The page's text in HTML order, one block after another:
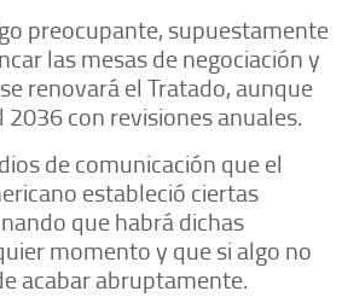
preocupante, supuestamente
las mesas de negociación y
renovará el Tratado, aunque
2036 con revisiones anuales.
de comunicación que el
estableció ciertas
que habrá dichas
momento y que si algo no
acabar abruptamente.